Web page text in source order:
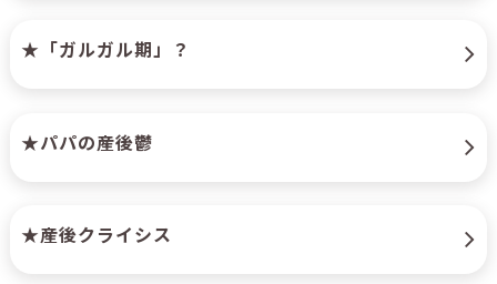
★「ガルガル期」？
★パパの産後鬱
★産後クライシス